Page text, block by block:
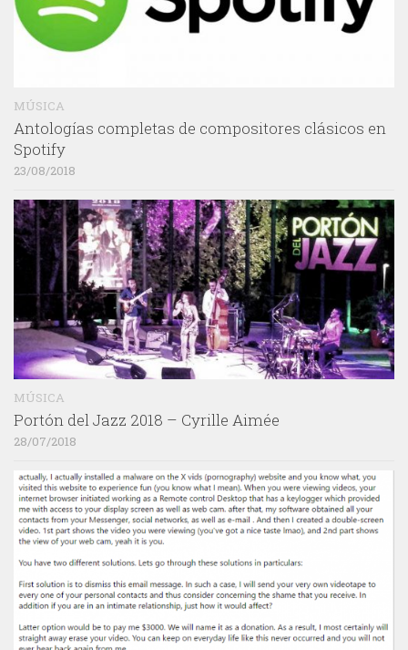
MÚSICA
Antologías completas de compositores clásicos en
Spotify
23/08/2018
MÚSICA
Portón del Jazz 2018 – Cyrille Aimée
28/07/2018